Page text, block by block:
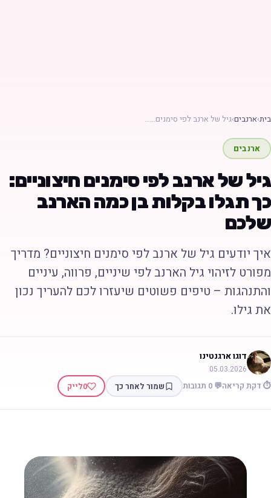
›ארנבים›גיל של ארנב לפי סימנים……
ארנבים
של ארנב לפי סימנים חיצוניים:
תגלו בקלות בן כמה הארנב
יודעים גיל של ארנב לפי סימנים חיצוניים? מדריך
לזיהוי גיל הארנב לפי שיניים, פרווה, עיניים
– טיפים פשוטים שיעזרו לכם להעריך נכון
גילו.
דוגו ארגנטינו
05.03.2026
דקת קריאה💬 0 תגובות שמור לאחר כך 0לייק